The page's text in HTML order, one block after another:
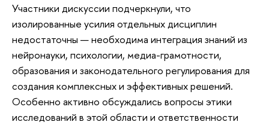
Участники дискуссии подчеркнули, что
изолированные усилия отдельных дисциплин
недостаточны — необходима интеграция знаний из
нейронауки, психологии, медиа-грамотности,
образования и законодательного регулирования для
создания комплексных и эффективных решений.
Особенно активно обсуждались вопросы этики
исследований в этой области и ответственности